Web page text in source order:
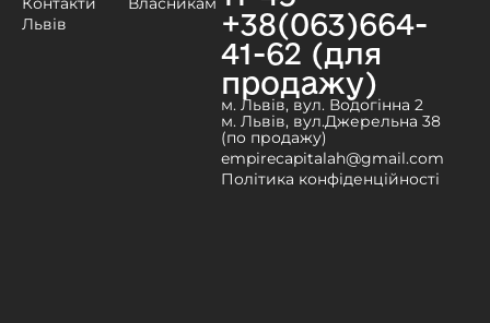
Львів
+38(063)664-
41-62 (для
продажу)
м. Львів, вул. Водогінна 2
м. Львів, вул.Джерельна 38
(по продажу)
empirecapitalah@gmail.com
Політика конфіденційності